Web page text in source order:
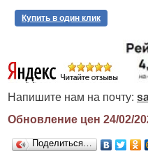
Купить в один клик
Напишите нам на почту:
Обновление цен 24/02/
Поделиться…